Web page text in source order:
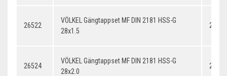
26522
VÖLKEL Gängtappset MF DIN 2181 HSS-G
28x1.5
26524
VÖLKEL Gängtappset MF DIN 2181 HSS-G
28x2.0